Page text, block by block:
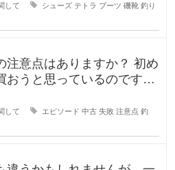
して シューズ テトラ ブーツ 磯靴 釣り
点はありますか？ 初め
おうと思っているのです
して エピソード 中古 失敗 注意点 釣